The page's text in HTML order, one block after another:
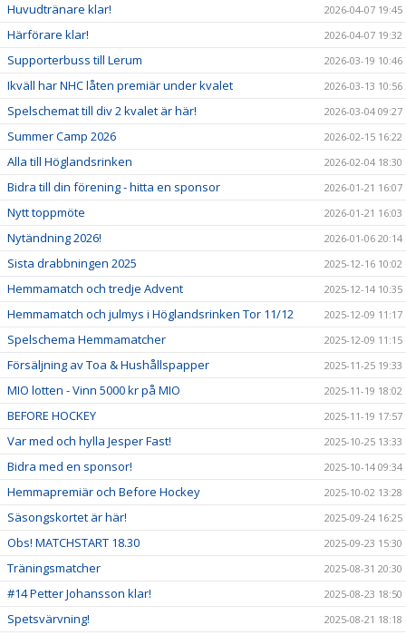
Huvudtränare klar! 2026-04-07 19:45
Härförare klar! 2026-04-07 19:32
Supporterbuss till Lerum 2026-03-19 10:46
Ikväll har NHC låten premiär under kvalet 2026-03-13 10:56
Spelschemat till div 2 kvalet är här! 2026-03-04 09:27
Summer Camp 2026 2026-02-15 16:22
Alla till Höglandsrinken 2026-02-04 18:30
Bidra till din förening - hitta en sponsor 2026-01-21 16:07
Nytt toppmöte 2026-01-21 16:03
Nytändning 2026! 2026-01-06 20:14
Sista drabbningen 2025 2025-12-16 10:02
Hemmamatch och tredje Advent 2025-12-14 10:35
Hemmamatch och julmys i Höglandsrinken Tor 11/12 2025-12-09 11:17
Spelschema Hemmamatcher 2025-12-09 11:15
Försäljning av Toa & Hushållspapper 2025-11-25 19:33
MIO lotten - Vinn 5000 kr på MIO 2025-11-19 18:02
BEFORE HOCKEY 2025-11-19 17:57
Var med och hylla Jesper Fast! 2025-10-25 13:33
Bidra med en sponsor! 2025-10-14 09:34
Hemmapremiär och Before Hockey 2025-10-02 13:28
Säsongskortet är här! 2025-09-24 16:25
Obs! MATCHSTART 18.30 2025-09-23 15:30
Träningsmatcher 2025-08-31 20:30
#14 Petter Johansson klar! 2025-08-23 18:50
Spetsvärvning! 2025-08-21 18:18